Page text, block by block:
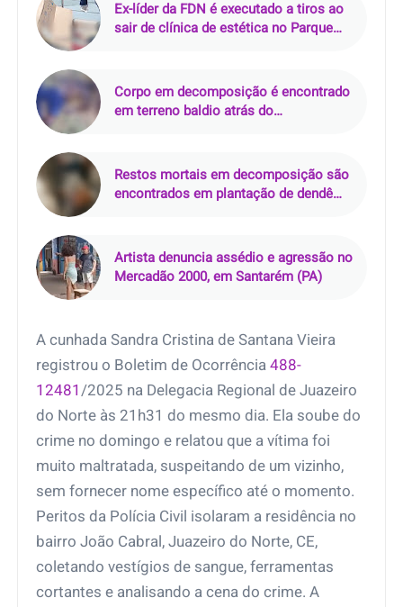
Ex-líder da FDN é executado a tiros ao
sair de clínica de estética no Parque
Corpo em decomposição é encontrado
em terreno baldio atrás do
Restos mortais em decomposição são
encontrados em plantação de dendê
Artista denuncia assédio e agressão no
Mercadão 2000, em Santarém (PA)
A cunhada Sandra Cristina de Santana Vieira
registrou o Boletim de Ocorrência488-
12481/2025 na Delegacia Regional de Juazeiro
do Norte às 21h31 do mesmo dia. Ela soube do
crime no domingo e relatou que a vítima foi
muito maltratada, suspeitando de um vizinho,
sem fornecer nome específico até o momento.
Peritos da Polícia Civil isolaram a residência no
bairro João Cabral, Juazeiro do Norte, CE,
coletando vestígios de sangue, ferramentas
cortantes e analisando a cena do crime. A